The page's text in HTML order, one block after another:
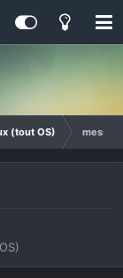
(tout OS)